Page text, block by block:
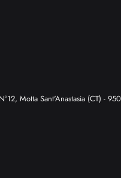
Motta Sant'Anastasia (CT) -